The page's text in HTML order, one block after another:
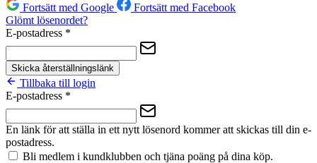
Fortsätt med Google
Fortsätt med Facebook
Glömt lösenordet?
E-postadress *
Skicka återställningslänk
Tillbaka till login
E-postadress *
En länk för att ställa in ett nytt lösenord kommer att skickas till din e-
postadress.
Bli medlem i kundklubben och tjäna poäng på dina köp.